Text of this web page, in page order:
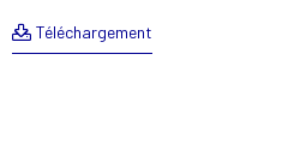
Téléchargement